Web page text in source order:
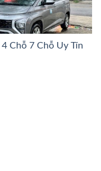
4 Chỗ 7 Chỗ Uy Tín